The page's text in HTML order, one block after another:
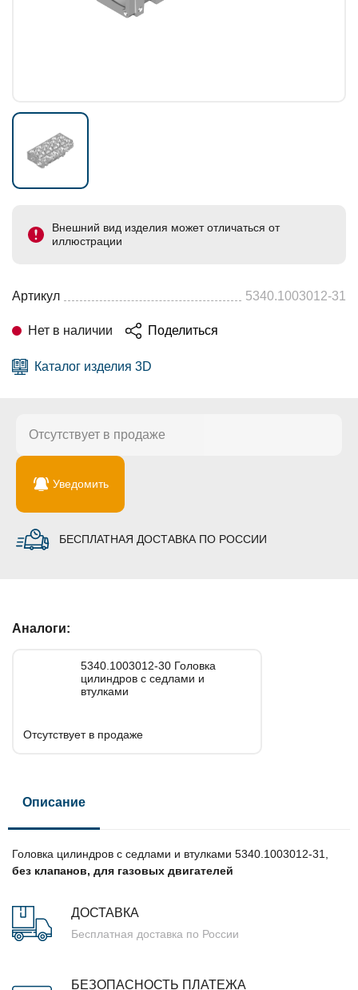
Внешний вид изделия может отличаться от
иллюстрации
Артикул 5340.1003012-31
Нет в наличии Поделиться
Каталог изделия 3D
Отсутствует в продаже
Уведомить
БЕСПЛАТНАЯ ДОСТАВКА ПО РОССИИ
Аналоги:
5340.1003012-30 Головка
цилиндров с седлами и
втулками
Отсутствует в продаже
Описание
Головка цилиндров с седлами и втулками 5340.1003012-31,
без клапанов, для газовых двигателей
ДОСТАВКА
Бесплатная доставка по России
БЕЗОПАСНОСТЬ ПЛАТЕЖА